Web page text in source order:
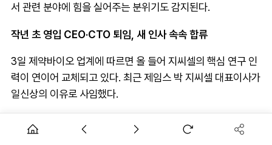
서 관련 분야에 힘을 실어주는 분위기도 감지된다.
작년 초 영입 CEO·CTO 퇴임, 새 인사 속속 합류
3일 제약바이오 업계에 따르면 올 들어 지씨셀의 핵심 연구 인
력이 연이어 교체되고 있다. 최근 제임스 박 지씨셀 대표이사가
일신상의 이유로 사임했다.
박 전 대표는 미국 캘리포니아대 데이비스 캠퍼스 학사와 컬럼
비아대 산업공학 석사를 마쳤다. 이후 미국 글로벌 제약사 머크